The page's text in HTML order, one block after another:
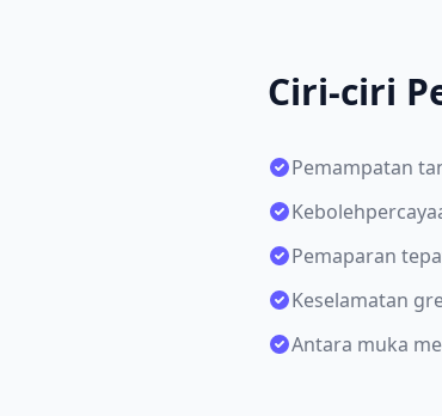
Ciri-ciri
Pemampatan
Pemaparan
Keselamatan
Antara muka